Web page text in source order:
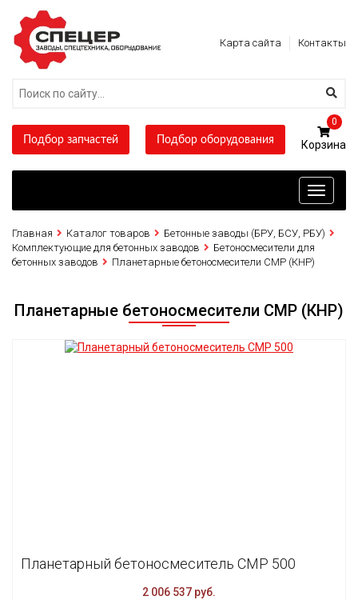
Карта сайта Контакты
Подбор запчастей Подбор оборудования
0
Toggle
Главная Каталог товаров
Бетонные заводы (БРУ, БСУ, РБУ)
Комплектующие для бетонных заводов
Бетоносмесители для
бетонных заводов
Планетарные бетоносмесители CMP (КНР)
Планетарные бетоносмесители CMP (КНР)
Планетарный бетоносмеситель CMP 500
2 006 537 руб.